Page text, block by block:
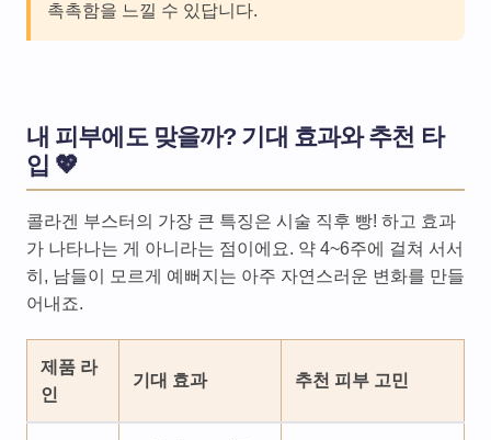
촉촉함을 느낄 수 있답니다.
내 피부에도 맞을까? 기대 효과와 추천 타
입 💖
콜라겐 부스터의 가장 큰 특징은 시술 직후 빵! 하고 효과
가 나타나는 게 아니라는 점이에요. 약 4~6주에 걸쳐 서서
히, 남들이 모르게 예뻐지는 아주 자연스러운 변화를 만들
어내죠.
제품 라
인
기대 효과 추천 피부 고민